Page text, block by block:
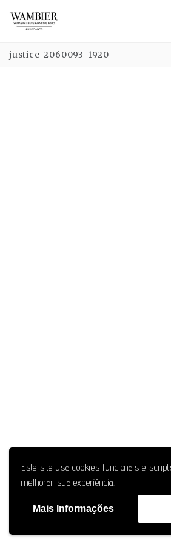
Este site usa cookies funcionais e
melhorar sua experiência.
Mais Informações
justice-2060093_1920